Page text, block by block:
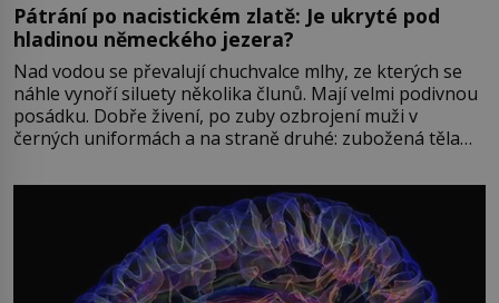
Pátrání po nacistickém zlatě: Je ukryté pod
hladinou německého jezera?
Nad vodou se převalují chuchvalce mlhy, ze kterých se
náhle vynoří siluety několika člunů. Mají velmi podivnou
posádku. Dobře živení, po zuby ozbrojení muži v
černých uniformách a na straně druhé: zubožená těla
přízračná scéna znamená? Je jaro roku 1945, druhá
světová válka se chýlí ke konci. Jezero Stolpsee